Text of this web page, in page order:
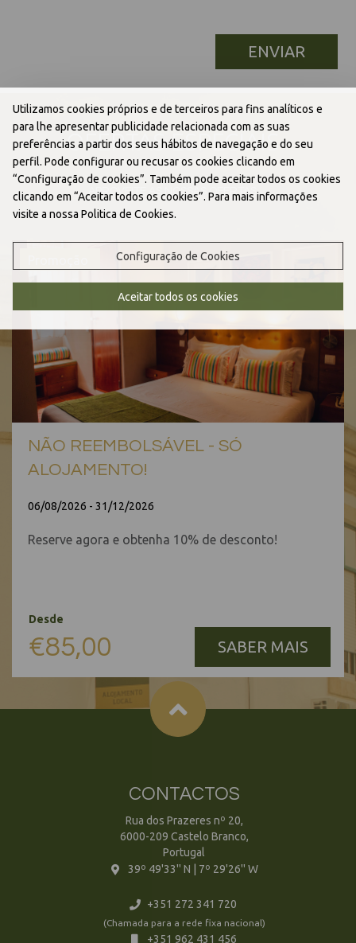
OFERTAS ESPECIAIS
APROVEITE AS NOSSAS OFERTAS
NÃO REEMBOLSÁVEL - SÓ
ALOJAMENTO!
06/08/2026 - 31/12/2026
Reserve agora e obtenha 10% de desconto!
Desde
€85,00 SABER MAIS
CONTACTOS
Rua dos Prazeres nº 20,
6000-209 Castelo Branco,
Portugal
39º 49'33'' N | 7º 29'26'' W
+351 272 341 720
(Chamada para a rede fixa nacional)
+351 962 431 456
Utilizamos cookies próprios e de terceiros para fins analíticos e
para lhe apresentar publicidade relacionada com as suas
preferências a partir dos seus hábitos de navegação e do seu
perfil. Pode configurar ou recusar os cookies clicando em
“Configuração de cookies”. Também pode aceitar todos os cookies
clicando em “Aceitar todos os cookies”. Para mais informações
visite a nossa Politica de Cookies.
Configuração de Cookies
Aceitar todos os cookies